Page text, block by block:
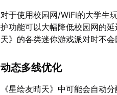
对于使用校园网/WiFi的大学生
护功能可以大幅降低校园网的
天》的各类迷你游戏派对时不会
动态多线优化
《星绘友晴天》中可能会自动